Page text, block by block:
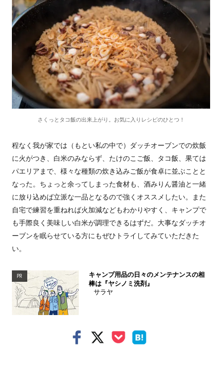
さくっとタコ飯の出来上がり。お気に入りレシピのひとつ！
程なく我が家では（もとい私の中で）ダッチオーブンでの炊飯
に火がつき、白米のみならず、たけのこご飯、タコ飯、果ては
パエリアまで、様々な種類の炊き込みご飯が食卓に並ぶことと
なった。ちょっと余ってしまった食材も、酒みりん醤油と一緒
に放り込めば立派な一品となるので強くオススメしたい。また
自宅で練習を重ねれば火加減などもわかりやすく、キャンプで
も手際良く美味しい白米が調理できるはずだ。大事なダッチオ
ーブンを眠らせている方にもぜひトライしてみていただきた
い。
PR
キャンプ用品の日々のメンテナンスの相
棒は『ヤシノミ洗剤』
サラヤ